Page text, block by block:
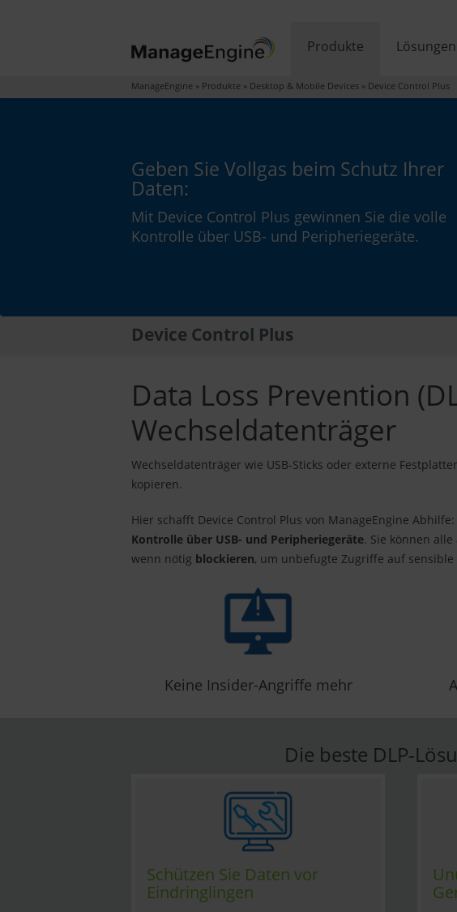
Produkte Lösungen
ManageEngine » Produkte » Desktop & Mobile Devices » Device Control Plus
Geben Sie Vollgas beim Schutz Ihrer
Daten:
Mit Device Control Plus gewinnen Sie die volle
Kontrolle über USB- und Peripheriegeräte.
Device Control Plus
Data Loss Prevention
Wechseldatenträger
Wechseldatenträger wie USB-Sticks oder externe
kopieren.
Hier schafft Device Control Plus von ManageEngine
Kontrolle über USB- und Peripheriegeräte. Sie können
wenn nötig blockieren, um unbefugte Zugriffe auf
Keine Insider-Angriffe mehr
Die beste DLP-
Schützen Sie Daten vor
Eindringlingen